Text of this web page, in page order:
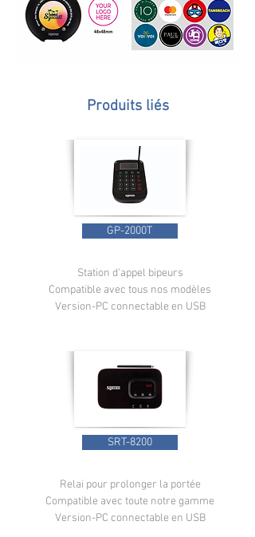
Produits liés
GP-2000T
Station d'appel bipeurs
Compatible avec tous nos modèles
Version-PC connectable en USB
SRT-8200
Relai pour prolonger la portée
Compatible avec toute notre gamme
Version-PC connectable en USB